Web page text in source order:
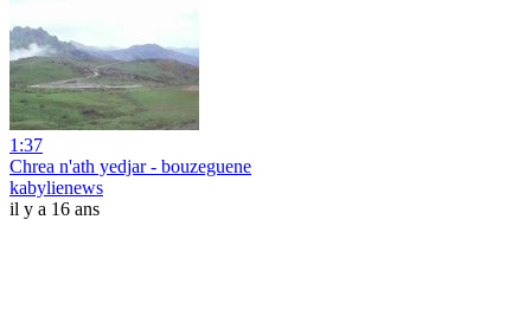
1:37
Chrea n'ath yedjar - bouzeguene
kabylienews
il y a 16 ans